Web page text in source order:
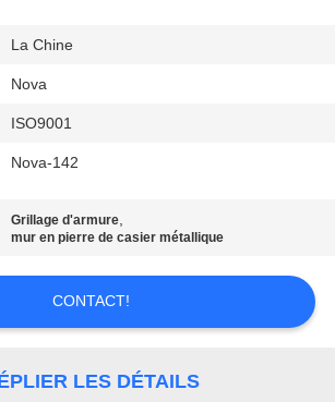
La Chine
Nova
ISO9001
Nova-142
Grillage d'armure,
mur en pierre de casier métallique
CONTACT!
LES DÉTAILS